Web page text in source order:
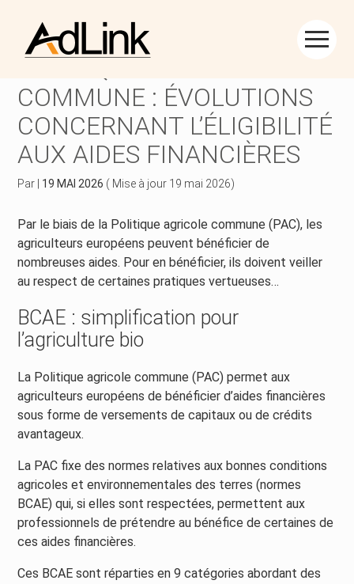
Aller
au
Créer et reprendre une activité
Piloter votre entreprise
Développer votre entreprise
Construire votre patrimoine
Piloter votre gestion
Suivre votre comptabilité
Gérer vos ressources humaines
Dématérialiser vos documents
COMMUNE : ÉVOLUTIONS
CONCERNANT L’ÉLIGIBILITÉ
AUX AIDES FINANCIÈRES
Par 19 MAI 2026 ( Mise à jour 19 mai 2026)
Par le biais de la Politique agricole commune (PAC), les
agriculteurs européens peuvent bénéficier de
nombreuses aides. Pour en bénéficier, ils doivent veiller
au respect de certaines pratiques vertueuses…
BCAE : simplification pour
l’agriculture bio
La Politique agricole commune (PAC) permet aux
agriculteurs européens de bénéficier d’aides financières
sous forme de versements de capitaux ou de crédits
avantageux.
La PAC fixe des normes relatives aux bonnes conditions
agricoles et environnementales des terres (normes
BCAE) qui, si elles sont respectées, permettent aux
professionnels de prétendre au bénéfice de certaines de
ces aides financières.
Ces BCAE sont réparties en 9 catégories abordant des